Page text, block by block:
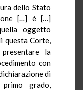
dello Stato
[…] è […]
oggetto
questa Corte,
la
con
di
grado,